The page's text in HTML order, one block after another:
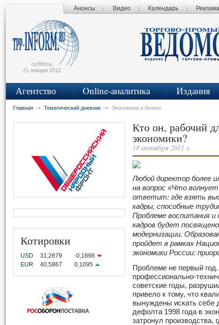
Анонсы Видео Календарь Реклама
суббота,
21 января 2012
Агентство Online-аналитика Издания
Главная Тематический дневник Экономика и бизнес
Котировки
USD 31,2879
-0,1898
EUR
40,5867 0,1095
Кто он, рабочий
экономики?
18 октября 2011 г.
Любой директор более
на вопрос «Что
ответит: где взять
кадры, способные
Проблеме воспитания и
кадров будет
модернизации.
пройдет в рамках
экономики России:
Проблеме не первый
профессионально-
советские годы,
привело к тому, что
вынуждены искать себе
дефолта 1998 года в
затронул производства,